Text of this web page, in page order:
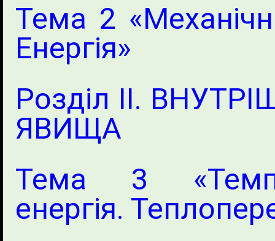
Тема 2
Енергія»
Розділ II.
ЯВИЩА
Тема 3
енергія.